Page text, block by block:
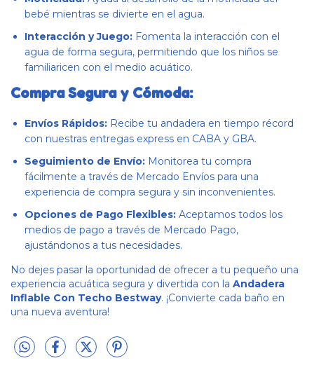
bebé mientras se divierte en el agua.
Interacción y Juego: Fomenta la interacción con el
agua de forma segura, permitiendo que los niños se
familiaricen con el medio acuático.
Compra Segura y Cómoda:
Envíos Rápidos: Recibe tu andadera en tiempo récord
con nuestras entregas express en CABA y GBA.
Seguimiento de Envío: Monitorea tu compra
fácilmente a través de Mercado Envíos para una
experiencia de compra segura y sin inconvenientes.
Opciones de Pago Flexibles: Aceptamos todos los
medios de pago a través de Mercado Pago,
ajustándonos a tus necesidades.
No dejes pasar la oportunidad de ofrecer a tu pequeño una
experiencia acuática segura y divertida con la Andadera
Inflable Con Techo Bestway. ¡Convierte cada baño en
una nueva aventura!